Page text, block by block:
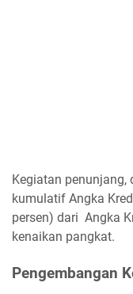
Kegiatan penunjang,
kumulatif Angka
persen) dari Angka
kenaikan pangkat.
Pengembangan